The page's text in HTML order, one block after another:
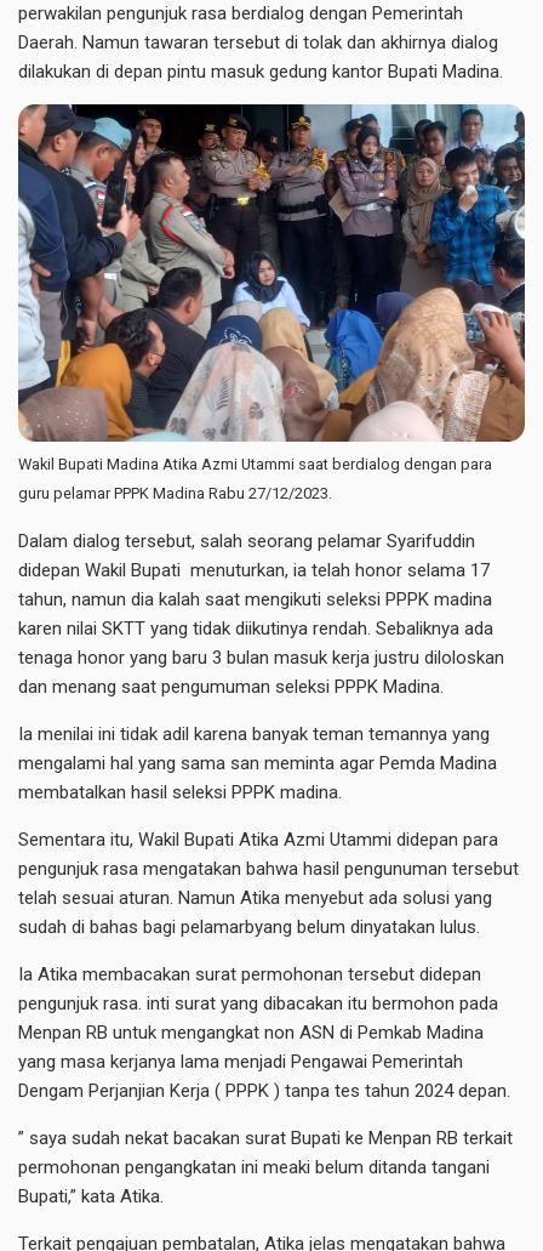
perwakilan pengunjuk rasa berdialog dengan Pemerintah
Daerah. Namun tawaran tersebut di tolak dan akhirnya dialog
dilakukan di depan pintu masuk gedung kantor Bupati Madina.
Wakil Bupati Madina Atika Azmi Utammi saat berdialog dengan para
guru pelamar PPPK Madina Rabu 27/12/2023.
Dalam dialog tersebut, salah seorang pelamar Syarifuddin
didepan Wakil Bupati menuturkan, ia telah honor selama 17
tahun, namun dia kalah saat mengikuti seleksi PPPK madina
karen nilai SKTT yang tidak diikutinya rendah. Sebaliknya ada
tenaga honor yang baru 3 bulan masuk kerja justru diloloskan
dan menang saat pengumuman seleksi PPPK Madina.
Ia menilai ini tidak adil karena banyak teman temannya yang
mengalami hal yang sama san meminta agar Pemda Madina
membatalkan hasil seleksi PPPK madina.
Sementara itu, Wakil Bupati Atika Azmi Utammi didepan para
pengunjuk rasa mengatakan bahwa hasil pengunuman tersebut
telah sesuai aturan. Namun Atika menyebut ada solusi yang
sudah di bahas bagi pelamarbyang belum dinyatakan lulus.
Ia Atika membacakan surat permohonan tersebut didepan
pengunjuk rasa. inti surat yang dibacakan itu bermohon pada
Menpan RB untuk mengangkat non ASN di Pemkab Madina
yang masa kerjanya lama menjadi Pengawai Pemerintah
Dengam Perjanjian Kerja ( PPPK ) tanpa tes tahun 2024 depan.
” saya sudah nekat bacakan surat Bupati ke Menpan RB terkait
permohonan pengangkatan ini meaki belum ditanda tangani
Bupati,” kata Atika.
Terkait pengajuan pembatalan, Atika jelas mengatakan bahwa